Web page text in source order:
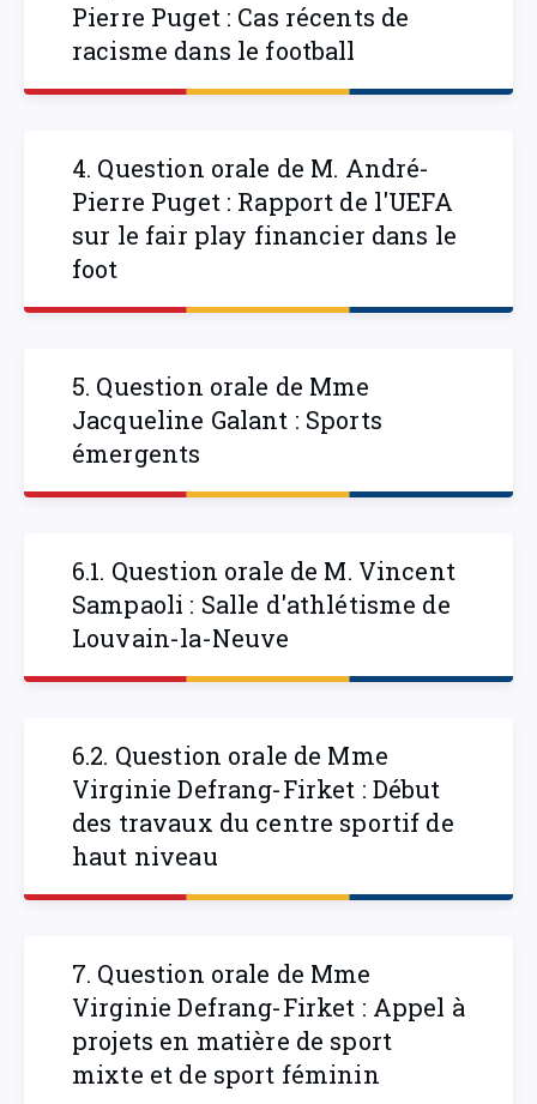
Pierre Puget : Cas récents de
racisme dans le football
4. Question orale de M. André-
Pierre Puget : Rapport de l'UEFA
sur le fair play financier dans le
foot
5. Question orale de Mme
Jacqueline Galant : Sports
émergents
6.1. Question orale de M. Vincent
Sampaoli : Salle d'athlétisme de
Louvain-la-Neuve
6.2. Question orale de Mme
Virginie Defrang-Firket : Début
des travaux du centre sportif de
haut niveau
7. Question orale de Mme
Virginie Defrang-Firket : Appel à
projets en matière de sport
mixte et de sport féminin